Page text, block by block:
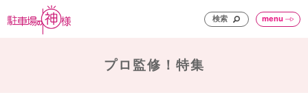
検索 menu
プロ監修！特集